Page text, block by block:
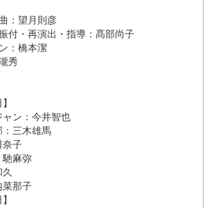
：望月則彦
付・再演出・指導：髙部尚子
：橋本潔
秀
ン：今井智也
三木雄馬
奈子
馳麻弥
菜那子